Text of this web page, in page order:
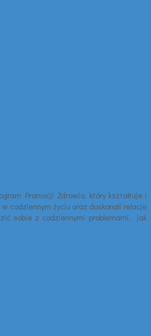
Promocji Zdrowia, który kształtuje i
codziennym życiu oraz doskonali relacje
sobie z codziennymi problemami, jak